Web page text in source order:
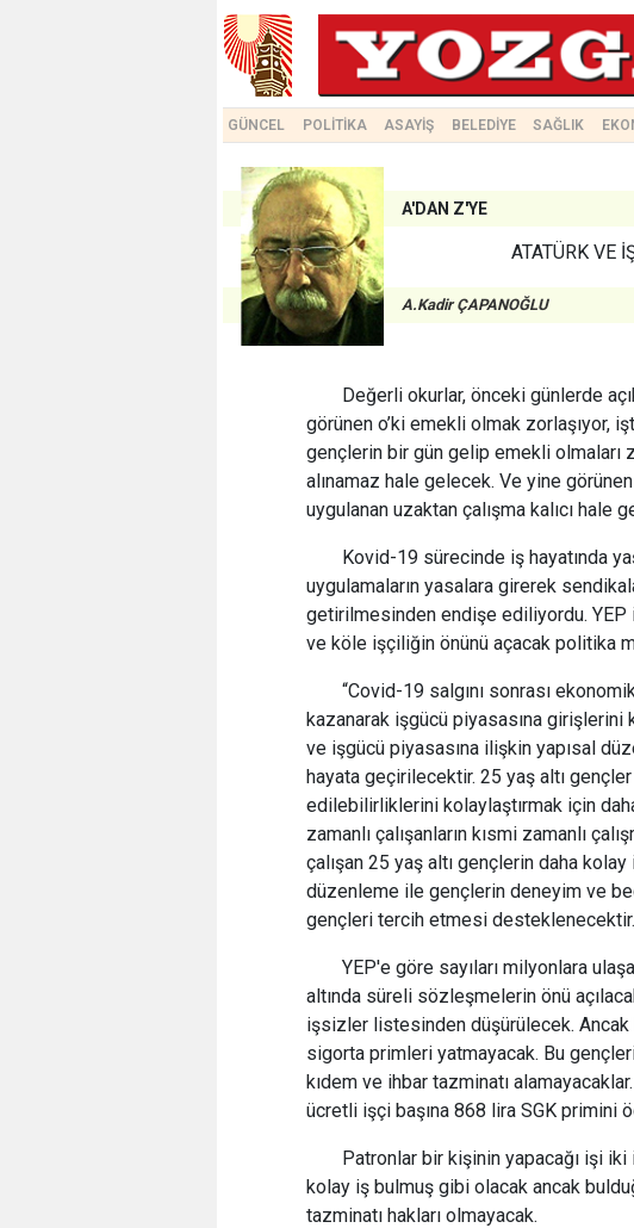
GÜNCEL POLİTİKA ASAYİŞ BELEDİYE SAĞLIK
A'DAN Z'YE
ATATÜRK VE
A.Kadir ÇAPANOĞLU
Değerli okurlar, önceki günlerde
görünen o’ki emekli olmak zorlaşıyor,
gençlerin bir gün gelip emekli olmaları
alınamaz hale gelecek. Ve yine
uygulanan uzaktan çalışma kalıcı
Kovid-19 sürecinde iş hayatında
uygulamaların yasalara girerek
getirilmesinden endişe ediliyordu. YEP
ve köle işçiliğin önünü açacak politika
“Covid-19 salgını sonrası
kazanarak işgücü piyasasına girişlerini
ve işgücü piyasasına ilişkin yapısal
hayata geçirilecektir. 25 yaş altı
edilebilirliklerini kolaylaştırmak için
zamanlı çalışanların kısmi zamanlı
çalışan 25 yaş altı gençlerin daha
düzenleme ile gençlerin deneyim ve
gençleri tercih etmesi
YEP'e göre sayıları milyonlara
altında süreli sözleşmelerin önü
işsizler listesinden düşürülecek. Ancak
sigorta primleri yatmayacak. Bu
kıdem ve ihbar tazminatı
ücretli işçi başına 868 lira SGK primini
Patronlar bir kişinin yapacağı işi
kolay iş bulmuş gibi olacak ancak
tazminatı hakları olmayacak.